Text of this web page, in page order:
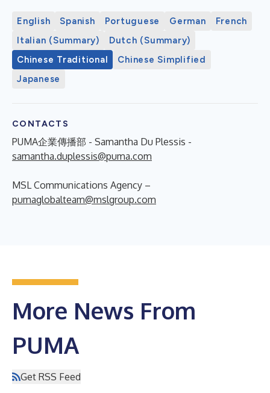
English Spanish Portuguese German
French
Italian (Summary)
Dutch (Summary)
Chinese Traditional
Chinese Simplified
Japanese
CONTACTS
PUMA企業傳播部 - Samantha Du Plessis -
samantha.duplessis@puma.com
MSL Communications Agency –
pumaglobalteam@mslgroup.com
More News From
PUMA
Get RSS Feed